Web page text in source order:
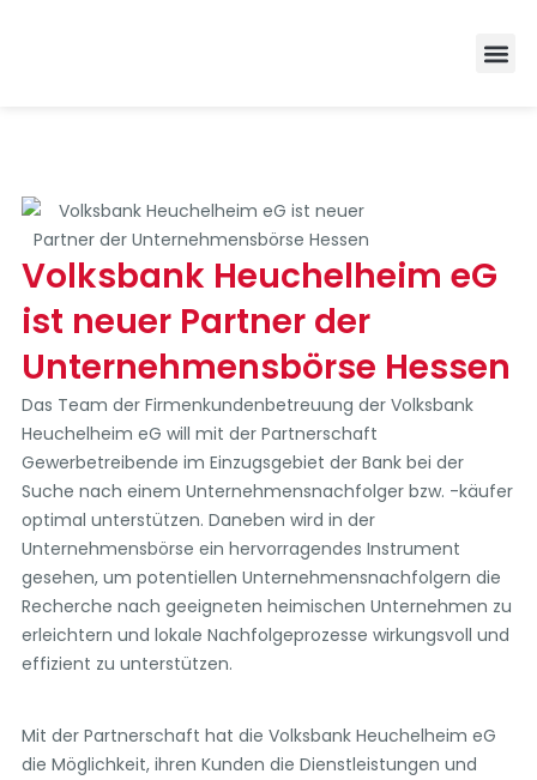
Volksbank Heuchelheim eG
ist neuer Partner der
Unternehmensbörse Hessen
Das Team der Firmenkundenbetreuung der Volksbank
Heuchelheim eG will mit der Partnerschaft
Gewerbetreibende im Einzugsgebiet der Bank bei der
Suche nach einem Unternehmensnachfolger bzw. -käufer
optimal unterstützen. Daneben wird in der
Unternehmensbörse ein hervorragendes Instrument
gesehen, um potentiellen Unternehmensnachfolgern die
Recherche nach geeigneten heimischen Unternehmen zu
erleichtern und lokale Nachfolgeprozesse wirkungsvoll und
effizient zu unterstützen.
Mit der Partnerschaft hat die Volksbank Heuchelheim eG
die Möglichkeit, ihren Kunden die Dienstleistungen und